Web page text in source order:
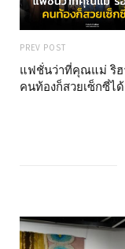
PREV POST
แฟชั่นว่าที่คุณแม่ ริฮ
คนท้องก็สวยเซ็กซี่ได้